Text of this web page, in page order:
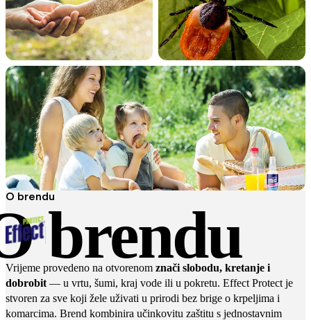
brendu
O brendu
Vrijeme provedeno na otvorenom znači slobodu, kretanje i
dobrobit — u vrtu, šumi, kraj vode ili u pokretu. Effect Protect je
stvoren za sve koji žele uživati u prirodi bez brige o krpeljima i
komarcima. Brend kombinira učinkovitu zaštitu s jednostavnim